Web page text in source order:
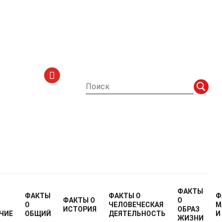
ФАКТЫ
О
ОБЩИЙ
ФАКТЫ О
ИСТОРИЯ
ФАКТЫ О
ЧЕЛОВЕЧЕСКАЯ
ДЕЯТЕЛЬНОСТЬ
ФАКТЫ
О
ОБРАЗ
ЖИЗНИ